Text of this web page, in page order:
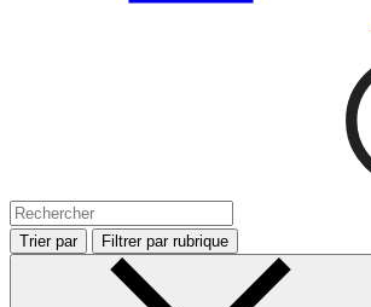
Trier par Filtrer par rubrique